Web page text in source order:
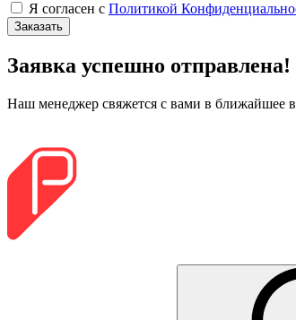
Я согласен с Политикой
Заказать
Заявка успешно отправлена!
Наш менеджер свяжется с вами в ближайшее